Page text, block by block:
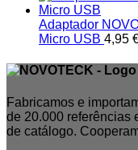
Adaptador
Micro USB 4,95
Fabricamos e
de 20.000 referências
de catálogo.